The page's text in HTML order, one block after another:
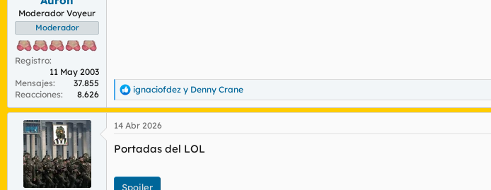
Moderador Voyeur
Moderador
Registro
11 May 2003
Mensajes
37.855
Reacciones
8.626
R
e
a
c
i
e
ignaciofdez y Denny Crane
14 Abr 2026
Portadas del LOL
Spoiler